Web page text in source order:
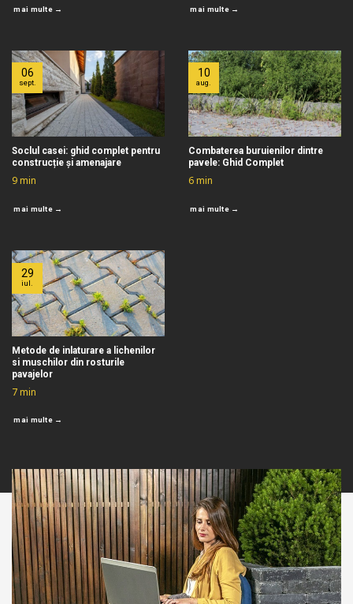
mai multe → mai multe →
Soclul casei: ghid complet pentru
construcție și amenajare
9min
mai multe →
06
sept.
Combaterea buruienilor dintre
pavele: Ghid Complet
6min
mai multe →
10
aug.
Metode de inlaturare a lichenilor
si muschilor din rosturile
pavajelor
7min
mai multe →
29
iul.